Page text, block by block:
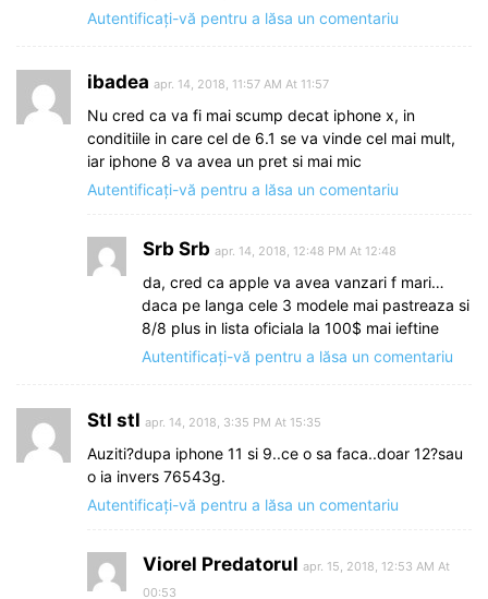
Autentificați-vă pentru a lăsa un comentariu
ibadea apr. 14, 2018, 11:57 AM At 11:57
Nu cred ca va fi mai scump decat iphone x, in
conditiile in care cel de 6.1 se va vinde cel mai mult,
iar iphone 8 va avea un pret si mai mic
Autentificați-vă pentru a lăsa un comentariu
Srb Srb apr. 14, 2018, 12:48 PM At 12:48
da, cred ca apple va avea vanzari f mari…
daca pe langa cele 3 modele mai pastreaza si
8/8 plus in lista oficiala la 100$ mai ieftine
Autentificați-vă pentru a lăsa un comentariu
Stl stl apr. 14, 2018, 3:35 PM At 15:35
Auziti?dupa iphone 11 si 9..ce o sa faca..doar 12?sau
o ia invers 76543g.
Autentificați-vă pentru a lăsa un comentariu
Viorel Predatorul apr. 15, 2018, 12:53 AM At
00:53